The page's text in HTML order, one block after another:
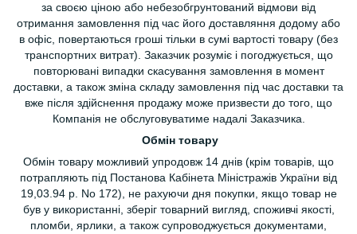
за своєю ціною або небезобгрунтований відмови від
отримання замовлення під час його доставляння додому або
в офіс, повертаються гроші тільки в сумі вартості товару (без
транспортних витрат). Заказчик розуміє і погоджується, що
повторювані випадки скасування замовлення в момент
доставки, а також зміна складу замовлення під час доставки та
вже після здійснення продажу може призвести до того, що
Компанія не обслуговуватиме надалі Заказчика.
Обмін товару
Обмін товару можливий упродовж 14 днів (крім товарів, що
потрапляють під Постанова Кабінета Міністражів України від
19,03.94 р. No 172), не рахуючи дня покупки, якщо товар не
був у використанні, зберіг товарний вигляд, споживчі якості,
пломби, ярлики, а також супроводжується документами,